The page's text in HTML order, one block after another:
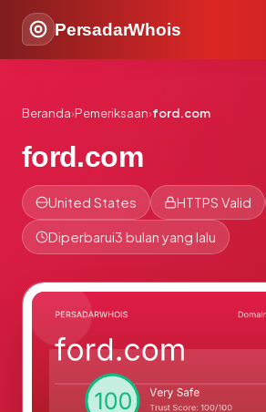
PersadarWhois
Beranda›Pemeriksaan›ford.com
ford.com
United States HTTPS Valid
Diperbarui3 bulan yang lalu